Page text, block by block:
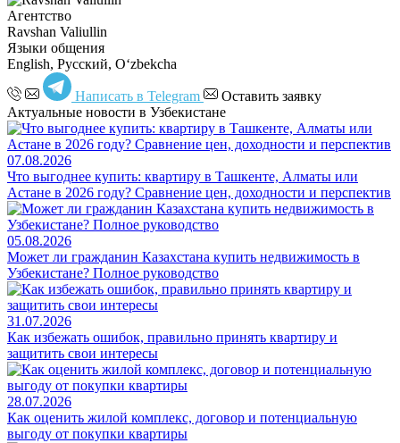
Агентство
Ravshan Valiullin
Языки общения
English, Русский, Oʻzbekcha
Написать в Telegram
Оставить заявку
Актуальные новости в Узбекистане
07.08.2026
Что выгоднее купить: квартиру в Ташкенте, Алматы или
Астане в 2026 году? Сравнение цен, доходности и перспектив
05.08.2026
Может ли гражданин Казахстана купить недвижимость в
Узбекистане? Полное руководство
31.07.2026
Как избежать ошибок, правильно принять квартиру и
защитить свои интересы
28.07.2026
Как оценить жилой комплекс, договор и потенциальную
выгоду от покупки квартиры